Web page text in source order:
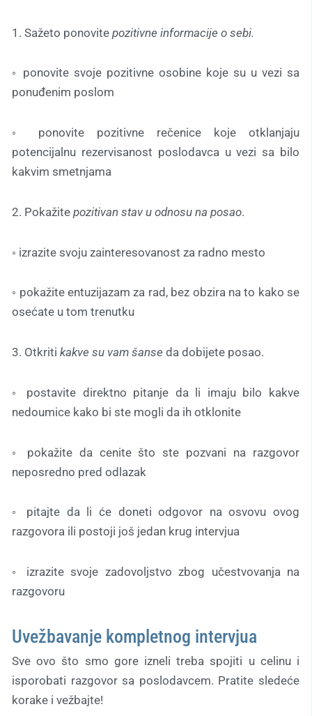
1. Sažeto ponovite pozitivne informacije o sebi.
◦ ponovite svoje pozitivne osobine koje su u vezi sa
ponuđenim poslom
◦ ponovite pozitivne rečenice koje otklanjaju
potencijalnu rezervisanost poslodavca u vezi sa bilo
kakvim smetnjama
2. Pokažite pozitivan stav u odnosu na posao.
◦ izrazite svoju zainteresovanost za radno mesto
◦ pokažite entuzijazam za rad, bez obzira na to kako se
osećate u tom trenutku
3. Otkriti kakve su vam šanse da dobijete posao.
◦ postavite direktno pitanje da li imaju bilo kakve
nedoumice kako bi ste mogli da ih otklonite
◦ pokažite da cenite što ste pozvani na razgovor
neposredno pred odlazak
◦ pitajte da li će doneti odgovor na osvovu ovog
razgovora ili postoji još jedan krug intervjua
◦ izrazite svoje zadovoljstvo zbog učestvovanja na
razgovoru
Uvežbavanje kompletnog intervjua
Sve ovo što smo gore izneli treba spojiti u celinu i
isporobati razgovor sa poslodavcem. Pratite sledeće
korake i vežbajte!